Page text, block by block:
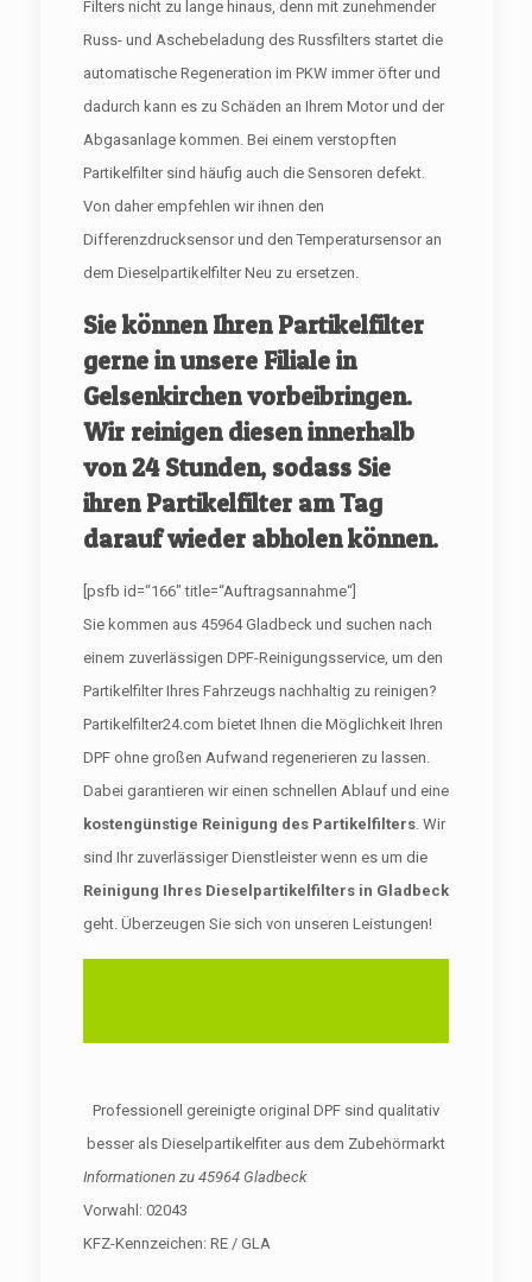
Filters nicht zu lange hinaus, denn mit zunehmender
Russ- und Aschebeladung des Russfilters startet die
automatische Regeneration im PKW immer öfter und
dadurch kann es zu Schäden an Ihrem Motor und der
Abgasanlage kommen. Bei einem verstopften
Partikelfilter sind häufig auch die Sensoren defekt.
Von daher empfehlen wir ihnen den
Differenzdrucksensor und den Temperatursensor an
dem Dieselpartikelfilter Neu zu ersetzen.
Sie können Ihren Partikelfilter
gerne in unsere Filiale in
Gelsenkirchen vorbeibringen.
Wir reinigen diesen innerhalb
von 24 Stunden, sodass Sie
ihren Partikelfilter am Tag
darauf wieder abholen können.
[psfb id=“166″ title=“Auftragsannahme“]
Sie kommen aus 45964 Gladbeck und suchen nach
einem zuverlässigen DPF-Reinigungsservice, um den
Partikelfilter Ihres Fahrzeugs nachhaltig zu reinigen?
Partikelfilter24.com bietet Ihnen die Möglichkeit Ihren
DPF ohne großen Aufwand regenerieren zu lassen.
Dabei garantieren wir einen schnellen Ablauf und eine
kostengünstige Reinigung des Partikelfilters. Wir
sind Ihr zuverlässiger Dienstleister wenn es um die
Reinigung Ihres Dieselpartikelfilters in Gladbeck
geht. Überzeugen Sie sich von unseren Leistungen!
Professionell gereinigte original DPF sind qualitativ
besser als Dieselpartikelfiter aus dem Zubehörmarkt
Informationen zu 45964 Gladbeck
Vorwahl: 02043
KFZ-Kennzeichen: RE / GLA